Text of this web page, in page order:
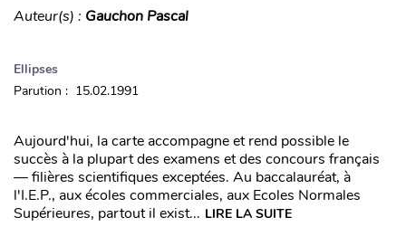
Auteur(s) : Gauchon Pascal
Ellipses
Parution : 15.02.1991
Aujourd'hui, la carte accompagne et rend possible le
succès à la plupart des examens et des concours français
— filières scientifiques exceptées. Au baccalauréat, à
l'I.E.P., aux écoles commerciales, aux Ecoles Normales
Supérieures, partout il exist... LIRE LA SUITE